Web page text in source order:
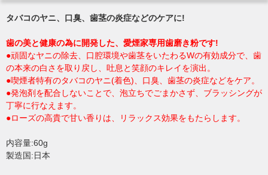
タバコのヤニ、口臭、歯茎の炎症などのケアに!
歯の美と健康の為に開発した、愛煙家専用歯磨き粉です!
●頑固なヤニの除去、口腔環境や歯茎をいたわるWの有効成分で、歯
の本来の白さを取り戻し、吐息と笑顔のキレイを演出。
●喫煙者特有のタバコのヤニ(着色)、口臭、歯茎の炎症などをケア。
●発泡剤を配合しないことで、泡立ちでごまかさず、ブラッシングが
丁寧に行なえます。
●ローズの高貴で甘い香りは、リラックス効果をもたらします。
内容量:60g
製造国:日本